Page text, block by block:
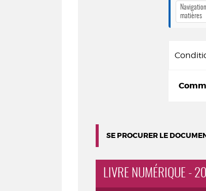
matières
SE PROCURER LE
LIVRE NUMÉRIQUE -